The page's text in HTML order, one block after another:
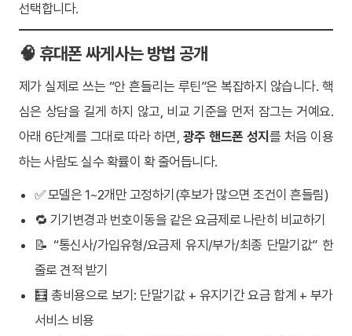
선택합니다.
🧠 휴대폰 싸게사는 방법 공개
제가 실제로 쓰는 “안 흔들리는 루틴”은 복잡하지 않습니다. 핵
심은 상담을 길게 하지 않고, 비교 기준을 먼저 잠그는 거예요.
아래 6단계를 그대로 따라 하면, 광주 핸드폰 성지 를 처음 이용
하는 사람도 실수 확률이 확 줄어듭니다.
✅ 모델은 1~2개만 고정하기(후보가 많으면 조건이 흔들림)
🔁 기기변경과 번호이동을 같은 요금제로 나란히 비교하기
📝 “통신사/가입유형/요금제 유지/부가/최종 단말기값” 한
줄로 견적 받기
🧮 총비용으로 보기: 단말기값 + 유지기간 요금 합계 + 부가
서비스 비용